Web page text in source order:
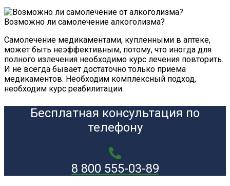
Возможно ли самолечение алкоголизма?
Самолечение медикаментами, купленными в аптеке,
может быть неэффективным, потому, что иногда для
полного излечения необходимо курс лечения повторить.
И не всегда бывает достаточно только приема
медикаментов. Необходим комплексный подход,
необходим курс реабилитации.
Бесплатная консультация по
телефону
8 800 555-03-89